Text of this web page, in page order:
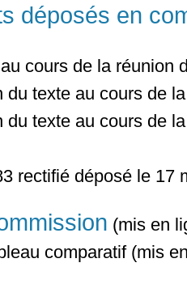
déposés en
cours de la réunion
du texte au cours de
du texte au cours de
rectifié déposé le 17
(mis en
comparatif (mis